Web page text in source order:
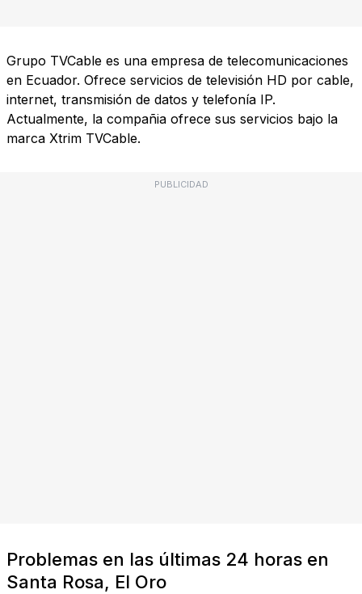
Grupo TVCable es una empresa de telecomunicaciones
en Ecuador. Ofrece servicios de televisión HD por cable,
internet, transmisión de datos y telefonía IP.
Actualmente, la compañia ofrece sus servicios bajo la
marca Xtrim TVCable.
PUBLICIDAD
Problemas en las últimas 24 horas en
Santa Rosa, El Oro